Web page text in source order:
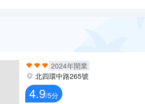
2024年開業
北四環中路265號
4.9/5分